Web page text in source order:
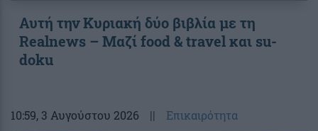
Αυτή την Κυριακή δύο βιβλία με τη
Realnews – Μαζί food & travel και su-
doku
10:59, 3 Αυγούστου 2026 || Επικαιρότητα